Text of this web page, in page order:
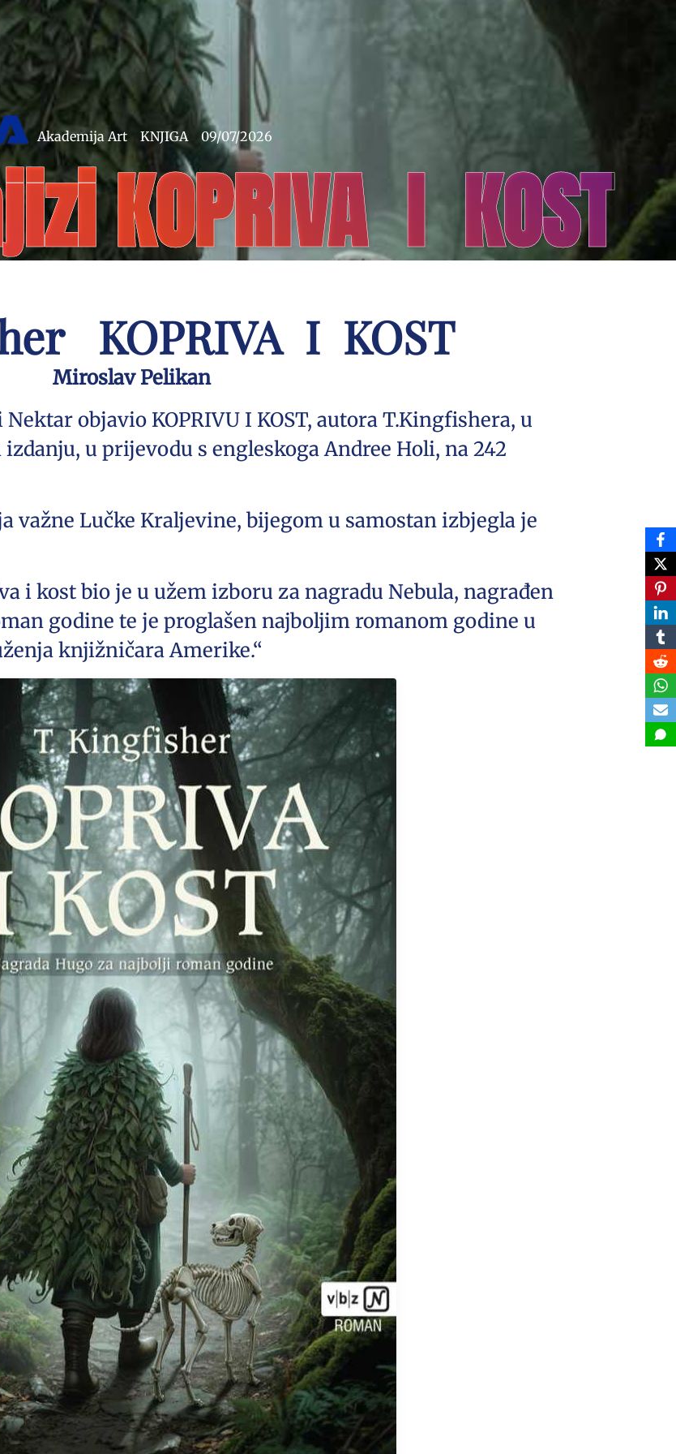
Akademija Art KNJIGA 09/07/2026
KOPRIVA I KOST
KOPRIVA I KOST
Miroslav Pelikan
objavio KOPRIVU I KOST, autora T.Kingfishera, u
u prijevodu s engleskoga Andree Holi, na 242
važne Lučke Kraljevine, bijegom u samostan izbjegla je
i kost bio je u užem izboru za nagradu Nebula, nagrađen
godine te je proglašen najboljim romanom godine u
knjižničara Amerike.“